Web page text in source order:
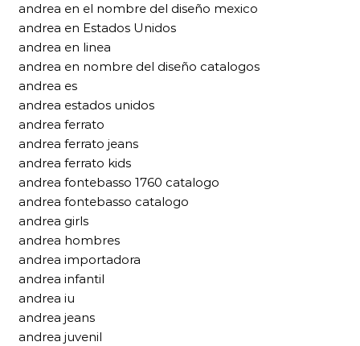
andrea en el nombre del diseño mexico
andrea en Estados Unidos
andrea en linea
andrea en nombre del diseño catalogos
andrea es
andrea estados unidos
andrea ferrato
andrea ferrato jeans
andrea ferrato kids
andrea fontebasso 1760 catalogo
andrea fontebasso catalogo
andrea girls
andrea hombres
andrea importadora
andrea infantil
andrea iu
andrea jeans
andrea juvenil